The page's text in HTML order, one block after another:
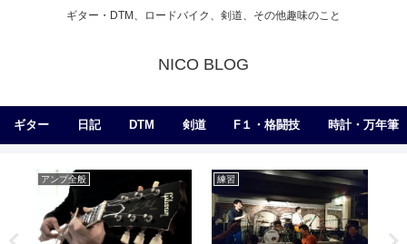
ギター・DTM、ロードバイク、剣道、その他趣味のこと
NICO BLOG
ギター 日記 DTM 剣道 F１・格闘技 時計・万年筆
アンプ全般 練習